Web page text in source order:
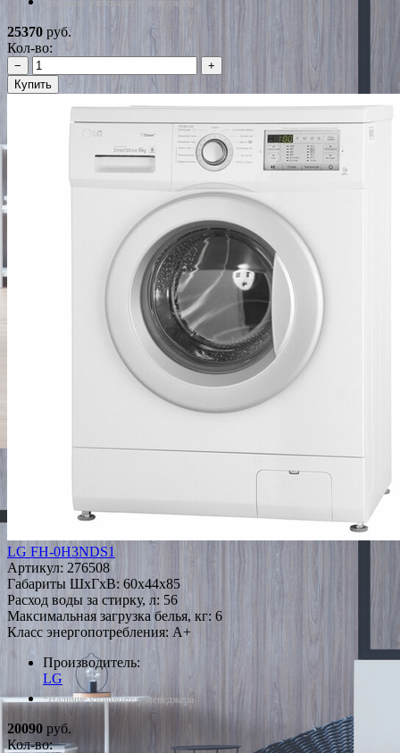
*Наличие уточняйте у менеджера
25370 руб.
Кол-во:
−
+
Купить
LG FH-0H3NDS1
Артикул: 276508
Габариты ШxГxВ: 60x44x85
Расход воды за стирку, л: 56
Максимальная загрузка белья, кг: 6
Класс энергопотребления: A+
Производитель:
LG
*Наличие уточняйте у менеджера
20090 руб.
Кол-во: